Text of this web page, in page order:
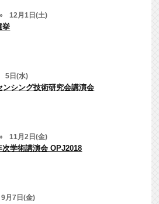
12月1日(土)
挙
5日(水)
ンシング技術研究会講演会
11月2日(金)
学術講演会 OPJ2018
9月7日(金)